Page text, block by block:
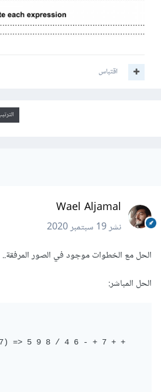
اقتباس
Wael Aljamal
نشر19 سبتمبر 2020
الحل مع الخطوات موجود في الصور المرفقة..
الحل المباشر:
=> 5 9 8 / 4 6 - + 7 + +